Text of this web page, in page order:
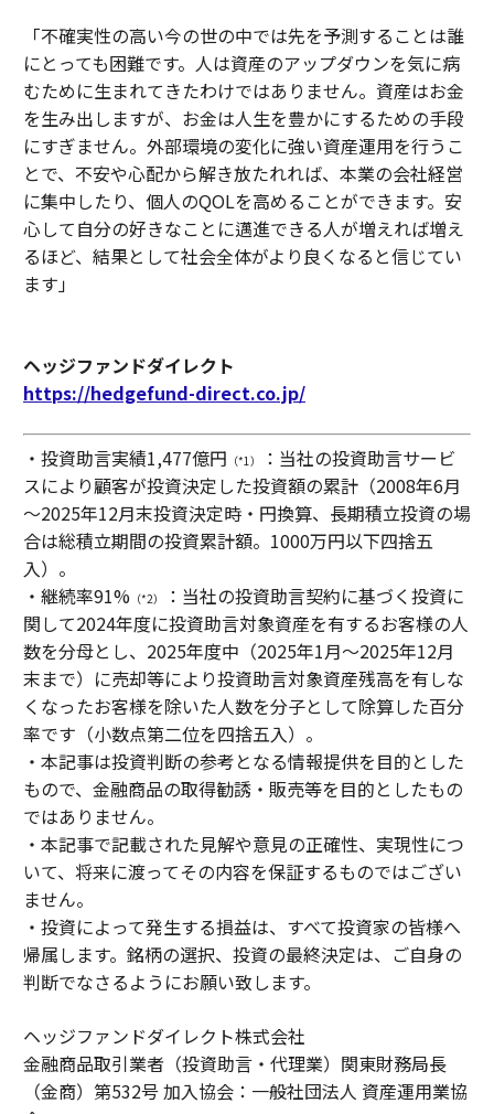
「不確実性の高い今の世の中では先を予測することは誰
にとっても困難です。人は資産のアップダウンを気に病
むために生まれてきたわけではありません。資産はお金
を生み出しますが、お金は人生を豊かにするための手段
にすぎません。外部環境の変化に強い資産運用を行うこ
とで、不安や心配から解き放たれれば、本業の会社経営
に集中したり、個人のQOLを高めることができます。安
心して自分の好きなことに邁進できる人が増えれば増え
るほど、結果として社会全体がより良くなると信じてい
ます」
ヘッジファンドダイレクト
https://hedgefund-direct.co.jp/
・投資助言実績1,477億円 （*1）
：当社の投資助言サービ
スにより顧客が投資決定した投資額の累計（2008年6月
～2025年12月末投資決定時・円換算、長期積立投資の場
合は総積立期間の投資累計額。1000万円以下四捨五
入）。
・継続率91% （*2）
：当社の投資助言契約に基づく投資に
関して2024年度に投資助言対象資産を有するお客様の人
数を分母とし、2025年度中（2025年1月～2025年12月
末まで）に売却等により投資助言対象資産残高を有しな
くなったお客様を除いた人数を分子として除算した百分
率です（小数点第二位を四捨五入）。
・本記事は投資判断の参考となる情報提供を目的とした
もので、金融商品の取得勧誘・販売等を目的としたもの
ではありません。
・本記事で記載された見解や意見の正確性、実現性につ
いて、将来に渡ってその内容を保証するものではござい
ません。
・投資によって発生する損益は、すべて投資家の皆様へ
帰属します。銘柄の選択、投資の最終決定は、ご自身の
判断でなさるようにお願い致します。
ヘッジファンドダイレクト株式会社
金融商品取引業者（投資助言・代理業）関東財務局長
（金商）第532号 加入協会：一般社団法人 資産運用業協